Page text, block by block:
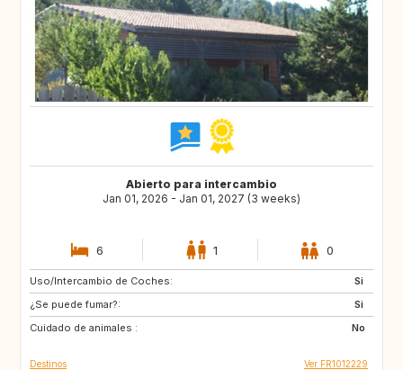
Abierto para intercambio
Jan 01, 2026 - Jan 01, 2027 (3 weeks)
6 1 0
Uso/Intercambio de Coches:
Si
¿Se puede fumar?:
Si
Cuidado de animales :
No
CA
Destinos Ver FR1012229